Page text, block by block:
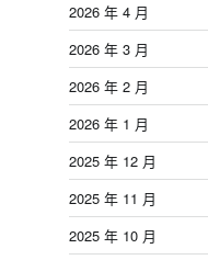
2026 年 4 月
2026 年 3 月
2026 年 2 月
2026 年 1 月
2025 年 12 月
2025 年 11 月
2025 年 10 月